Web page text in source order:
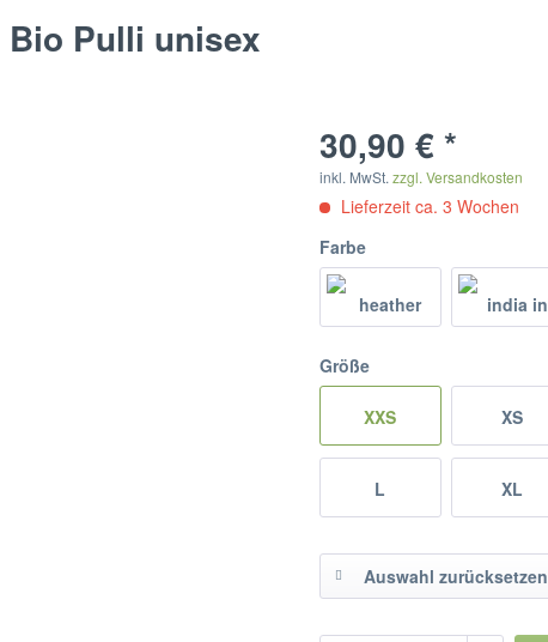
Pulli unisex
30,90 € *
inkl. MwSt.zzgl. Versandkosten
Lieferzeit ca. 3 Wochen
Farbe
Größe
XXS XS
L XL
Auswahl zurücksetzen